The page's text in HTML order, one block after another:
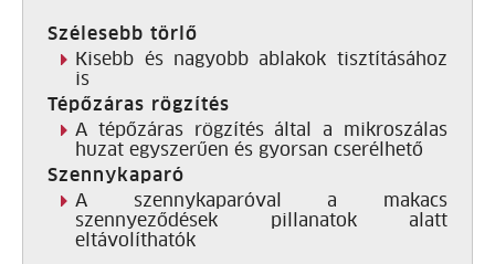
Szélesebb törlő
Kisebb és nagyobb ablakok tisztításához
is
Tépőzáras rögzítés
A tépőzáras rögzítés által a mikroszálas
huzat egyszerűen és gyorsan cserélhető
Szennykaparó
A szennykaparóval a makacs
szennyeződések pillanatok alatt
eltávolíthatók